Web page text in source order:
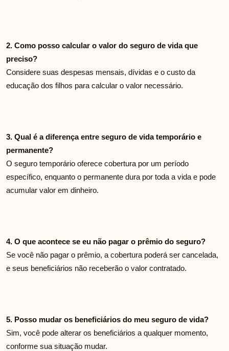
2. Como posso calcular o valor do seguro de vida que
preciso?
Considere suas despesas mensais, dívidas e o custo da
educação dos filhos para calcular o valor necessário.
3. Qual é a diferença entre seguro de vida temporário e
permanente?
O seguro temporário oferece cobertura por um período
específico, enquanto o permanente dura por toda a vida e pode
acumular valor em dinheiro.
4. O que acontece se eu não pagar o prêmio do seguro?
Se você não pagar o prêmio, a cobertura poderá ser cancelada,
e seus beneficiários não receberão o valor contratado.
5. Posso mudar os beneficiários do meu seguro de vida?
Sim, você pode alterar os beneficiários a qualquer momento,
conforme sua situação mudar.